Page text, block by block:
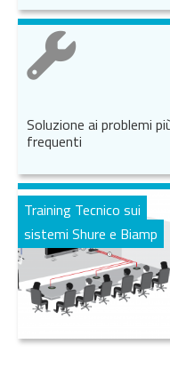
Soluzione ai problemi
frequenti
Training Tecnico sui
sistemi Shure e Biamp